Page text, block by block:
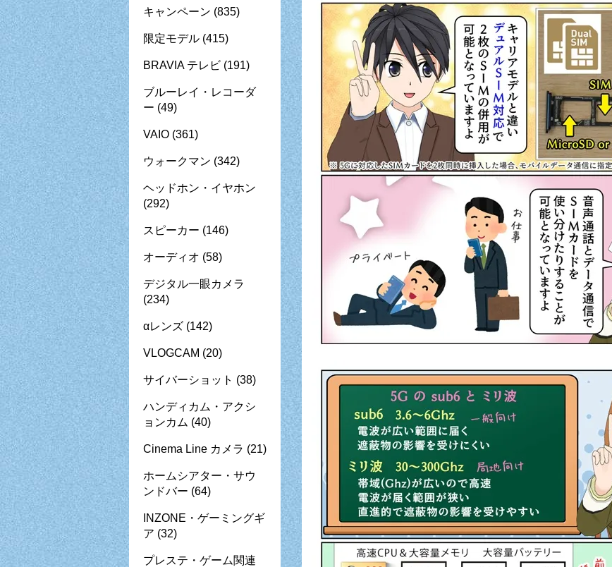
キャンペーン (835)
限定モデル (415)
BRAVIA テレビ (191)
ブルーレイ・レコーダ
ー (49)
VAIO (361)
ウォークマン (342)
ヘッドホン・イヤホン
(292)
スピーカー (146)
オーディオ (58)
デジタル一眼カメラ
(234)
αレンズ (142)
VLOGCAM (20)
サイバーショット (38)
ハンディカム・アクシ
ョンカム (40)
Cinema Line カメラ (21)
ホームシアター・サウ
ンドバー (64)
INZONE・ゲーミングギ
ア (32)
プレステ・ゲーム関連